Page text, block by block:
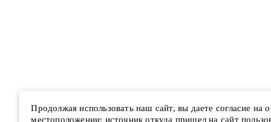
Продолжая использовать наш сайт, вы даете согласие на
местоположении; источник откуда пришел на сайт